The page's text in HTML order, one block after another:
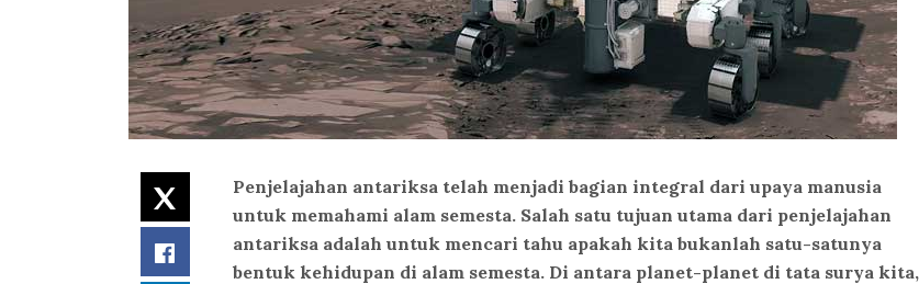
Twitter
Facebook
Penjelajahan antariksa telah menjadi bagian integral dari upaya manusia
untuk memahami alam semesta. Salah satu tujuan utama dari penjelajahan
antariksa adalah untuk mencari tahu apakah kita bukanlah satu-satunya
bentuk kehidupan di alam semesta. Di antara planet-planet di tata surya kita,